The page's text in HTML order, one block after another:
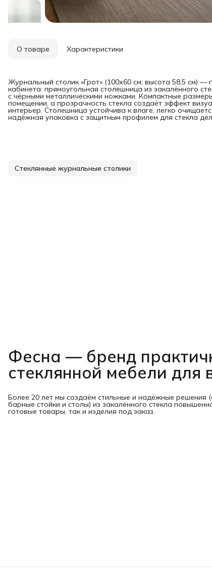
О товаре Характеристики
Журнальный столик «Грот» (100х60 см, высота 58,5 см)
кабинета: прямоугольная столешница из закалённого
с чёрными металлическими ножками. Компактные
помещении, а прозрачность стекла создаёт эффект
интерьер. Столешница устойчива к влаге, легко
надёжная упаковка с защитным профилем для стекла
Стеклянные журнальные столики
Фесна — бренд
стеклянной мебели для
Более 20 лет мы создаём стильные и надёжные решения
барные стойки и столы) из закалённого стекла
готовые товары, так и изделия под заказ.